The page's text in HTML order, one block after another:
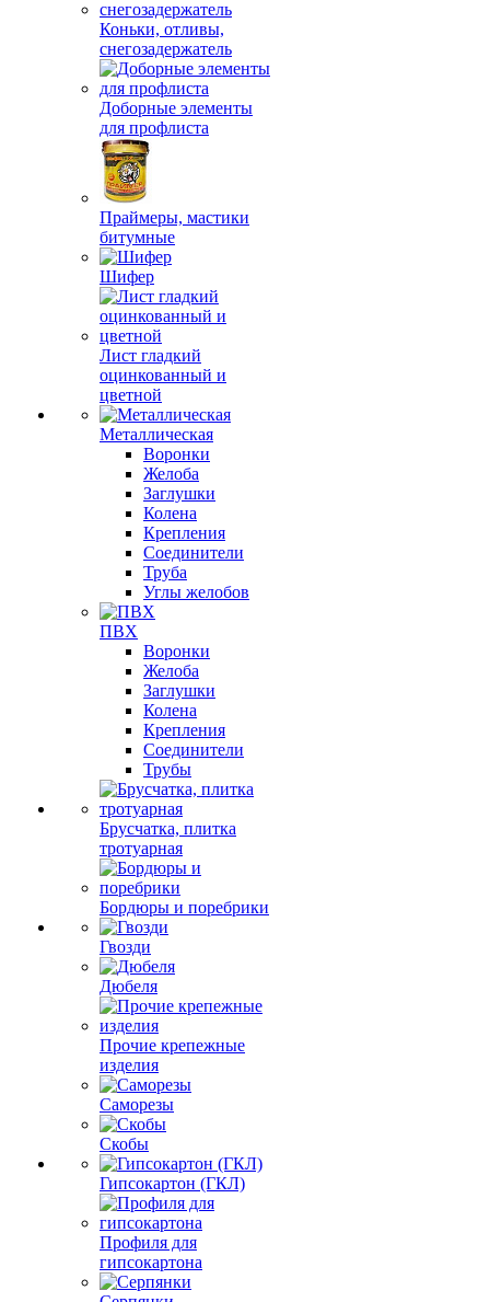
Коньки, отливы,
снегозадержатель
Доборные элементы
для профлиста
Праймеры, мастики
битумные
Шифер
Лист гладкий
оцинкованный и
цветной
Металлическая
Воронки
Желоба
Заглушки
Колена
Крепления
Соединители
Труба
Углы желобов
ПВХ
Воронки
Желоба
Заглушки
Колена
Крепления
Соединители
Трубы
Брусчатка, плитка
тротуарная
Бордюры и поребрики
Гвозди
Дюбеля
Прочие крепежные
изделия
Саморезы
Скобы
Гипсокартон (ГКЛ)
Профиля для
гипсокартона